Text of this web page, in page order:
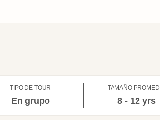
TIPO DE TOUR
En grupo
TAMAÑO
8 - 12 yrs